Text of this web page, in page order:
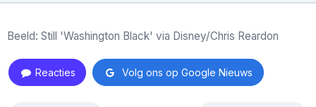
Beeld: Still 'Washington Black' via Disney/Chris Reardon
Reacties Volg ons op Google Nieuws